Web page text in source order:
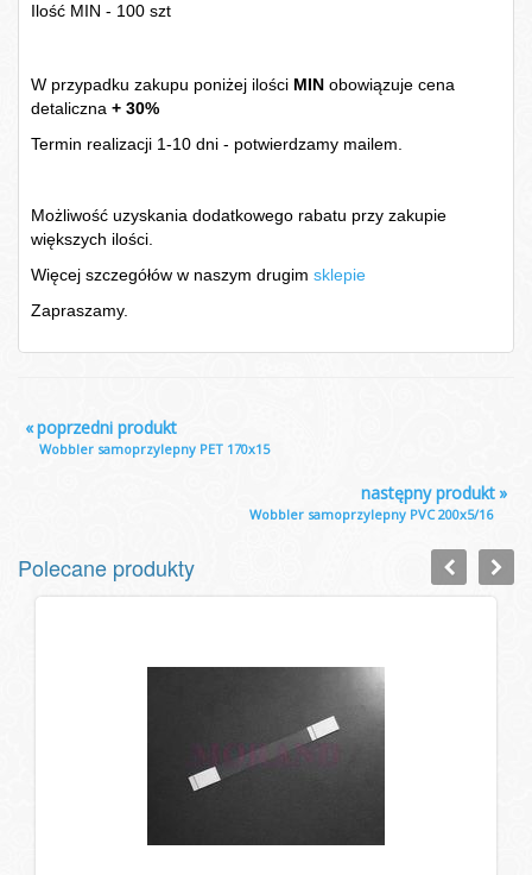
Ilość MIN - 100 szt
W przypadku zakupu poniżej ilości MIN obowiązuje cena
detaliczna + 30%
Termin realizacji 1-10 dni - potwierdzamy mailem.
Możliwość uzyskania dodatkowego rabatu przy zakupie
większych ilości.
Więcej szczegółów w naszym drugim sklepie
Zapraszamy.
«poprzedni produkt
Wobbler samoprzylepny PET 170x15
»
następny produkt
Wobbler samoprzylepny PVC 200x5/16
Polecane produkty